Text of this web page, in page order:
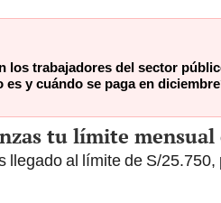
los trabajadores del sector
es y cuándo se paga en
tu límite mensual
llegado al límite de S/